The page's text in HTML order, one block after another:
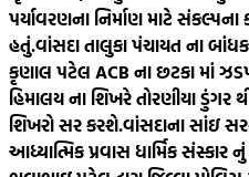
પર્યાવરણના નિર્માણ માટે
હતું.વાંસદા તાલુકા પંચાયત ના
કૃણાલ પટેલ ACB ના છટકા માં
હિમાલય ના શિખરે તોરણીયા
શિખરો સર કરશે.વાંસદાના સાંઇ
આધ્યાત્મિક પ્રવાસ ધાર્મિક સંસ્કાર